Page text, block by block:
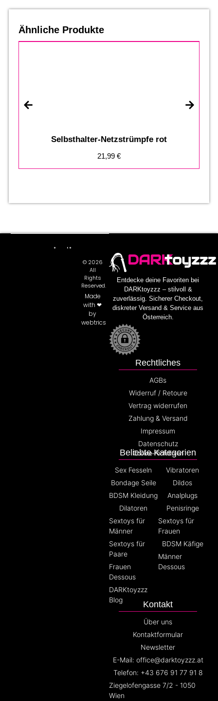
Ähnliche Produkte
Selbsthalter-Netzstrümpfe rot
21,99 €
DARKtoyzzz
Entdecke deine Favoriten bei
DARKtoyzzz – stilvoll &
zuverlässig. Sicherer Checkout,
diskreter Versand & Service aus
Österreich.
Beliebte Kategorien
Sex Fesseln
Bondage Seile
BDSM Kleidung
Dilatoren
Sextoys für
Männer
Sextoys für
Paare
Frauen
Dessous
DARKtoyzzz
Blog
Vibratoren
Dildos
Analplugs
Penisringe
Sextoys für
Frauen
BDSM Käfige
Männer
Dessous
Rechtliches
AGBs
Widerruf / Retoure
Vertrag widerrufen
Zahlung & Versand
Impressum
Datenschutz
Cookie-Richtlinien
Kontakt
Über uns
Kontaktformular
Newsletter
E-Mail: office@darktoyzzz.at
Telefon: +43 676 91 77 91 8
Ziegelofengasse 7/2 - 1050
Wien
© 2026
All
Rights
Reserved.
Made
with ❤
by
webtrics